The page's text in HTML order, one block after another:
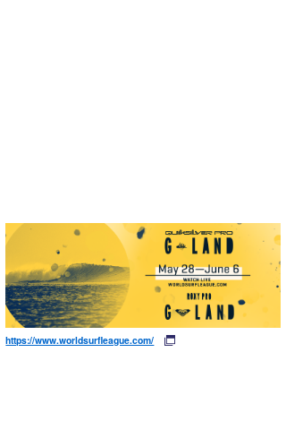
https://www.worldsurfleague.com/